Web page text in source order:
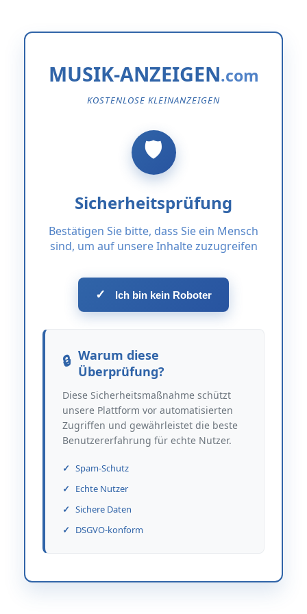
MUSIK-ANZEIGEN
KOSTENLOSE KLEINANZEIGEN
Sicherheitsprüfung
Bestätigen Sie bitte, dass Sie ein Mensch
sind, um auf unsere Inhalte zuzugreifen
✓ Ich bin kein Roboter
Warum diese
Überprüfung?
Diese Sicherheitsmaßnahme schützt
unsere Plattform vor automatisierten
Zugriffen und gewährleistet die beste
Benutzererfahrung für echte Nutzer.
Spam-Schutz
Echte Nutzer
Sichere Daten
DSGVO-konform